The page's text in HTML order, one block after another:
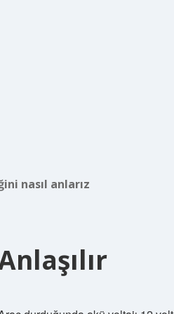
nasıl anlarız